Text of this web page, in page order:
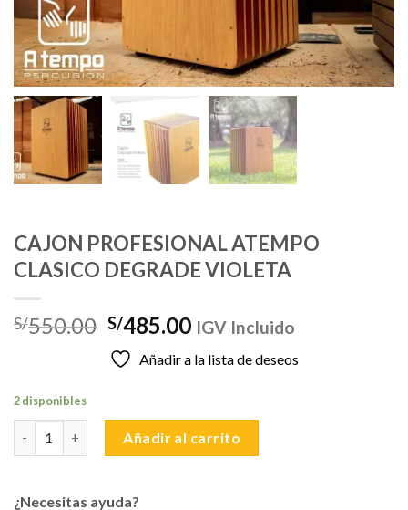
CAJON PROFESIONAL ATEMPO
CLASICO DEGRADE VIOLETA
S/550.00 El
precio
original
S/485.00El
actual
IGV Incluido
Añadir a la lista de deseos
2 disponibles
Añadir al carrito
¿Necesitas ayuda?